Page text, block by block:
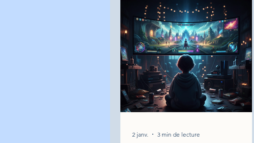
Golf mental Retreat
2 janv. 3 min de lecture